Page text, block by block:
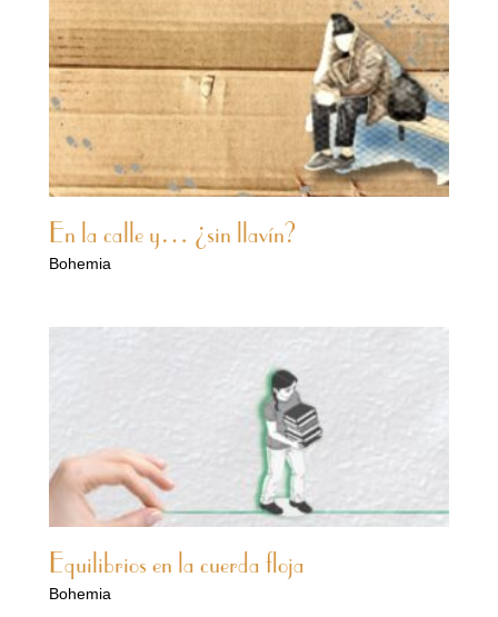
En la calle y… ¿sin llavín?
Bohemia
Equilibrios en la cuerda floja
Bohemia